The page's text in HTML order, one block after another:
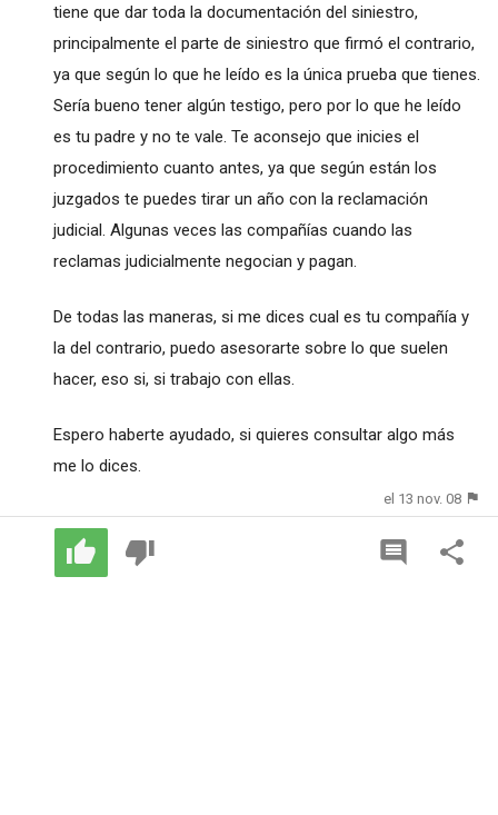
tiene que dar toda la documentación del siniestro,
principalmente el parte de siniestro que firmó el contrario,
ya que según lo que he leído es la única prueba que tienes.
Sería bueno tener algún testigo, pero por lo que he leído
es tu padre y no te vale. Te aconsejo que inicies el
procedimiento cuanto antes, ya que según están los
juzgados te puedes tirar un año con la reclamación
judicial. Algunas veces las compañías cuando las
reclamas judicialmente negocian y pagan.
De todas las maneras, si me dices cual es tu compañía y
la del contrario, puedo asesorarte sobre lo que suelen
hacer, eso si, si trabajo con ellas.
Espero haberte ayudado, si quieres consultar algo más
me lo dices.
el 13 nov. 08